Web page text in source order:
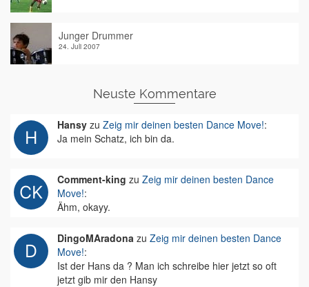
Junger Drummer
24. Juli 2007
Neuste Kommentare
Hansy zu Zeig mir deinen besten Dance Move!:
Ja mein Schatz, ich bin da.
Comment-king zu Zeig mir deinen besten Dance
Move!:
Ähm, okayy.
DingoMAradona zu Zeig mir deinen besten Dance
Move!:
Ist der Hans da ? Man ich schreibe hier jetzt so oft
jetzt gib mir den Hansy